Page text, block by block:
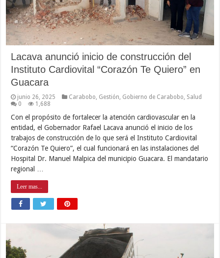
Lacava anunció inicio de construcción del
Instituto Cardiovital “Corazón Te Quiero” en
Guacara
junio 26, 2025 Carabobo, Gestión, Gobierno de Carabobo, Salud
0
1,688
Con el propósito de fortalecer la atención cardiovascular en la
entidad, el Gobernador Rafael Lacava anunció el inicio de los
trabajos de construcción de lo que será el Instituto Cardiovital
“Corazón Te Quiero”, el cual funcionará en las instalaciones del
Hospital Dr. Manuel Malpica del municipio Guacara. El mandatario
regional …
Leer mas...